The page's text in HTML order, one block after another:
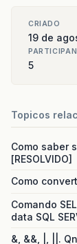
CRIADO
19 de
5
Topicos
Como saber
[RESOLVIDO]
Como
Comando
data SQL
&, &&, |, ||.